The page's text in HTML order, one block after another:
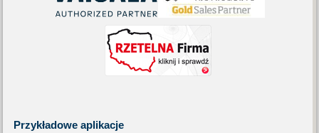
Przykładowe aplikacje